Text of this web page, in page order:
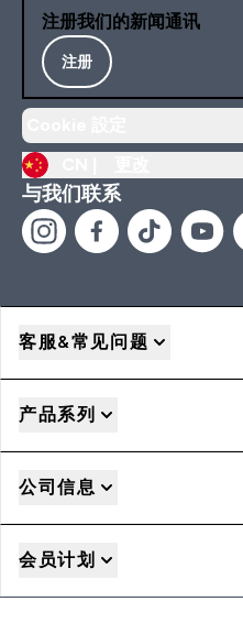
注册我们的新闻通讯
注册
与我们联系
客服&常见问题
产品系列
公司信息
会员计划